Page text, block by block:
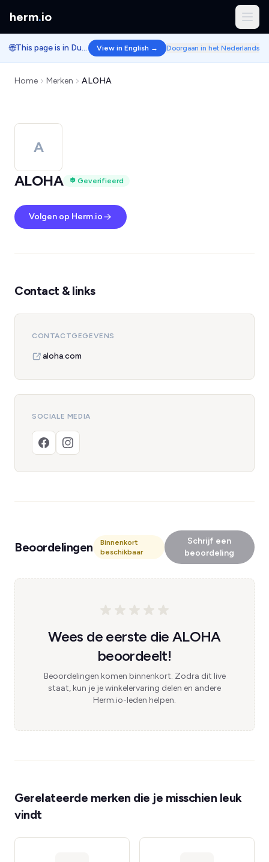
herm.io
🌐 This page is in Dutch. View in English → Doorgaan in het Nederlands
Home Merken ALOHA
A
ALOHA
Geverifieerd
Volgen op Herm.io
Contact & links
CONTACTGEGEVENS
aloha.com
SOCIALE MEDIA
Beoordelingen
Binnenkort
beschikbaar
Schrijf een
beoordeling
Wees de eerste die ALOHA
beoordeelt!
Beoordelingen komen binnenkort. Zodra dit live
staat, kun je je winkelervaring delen en andere
Herm.io-leden helpen.
Gerelateerde merken die je misschien leuk
vindt